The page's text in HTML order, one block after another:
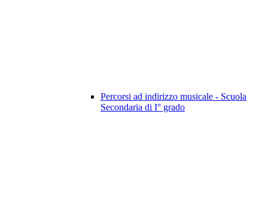
Percorsi ad indirizzo musicale - Scuola
Secondaria di I° grado